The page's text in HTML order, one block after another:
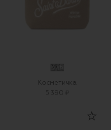
Косметичка
5 390 ₽